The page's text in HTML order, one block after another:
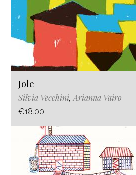
Jole
Silvia Vecchini, Arianna Vairo
€18.00